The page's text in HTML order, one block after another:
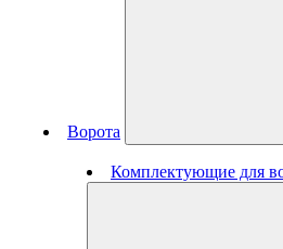
Ворота
Комплектующие для